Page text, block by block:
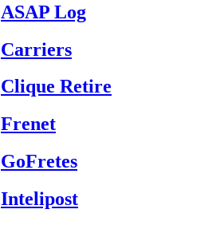
ASAP Log
Carriers
Clique Retire
Frenet
GoFretes
Intelipost